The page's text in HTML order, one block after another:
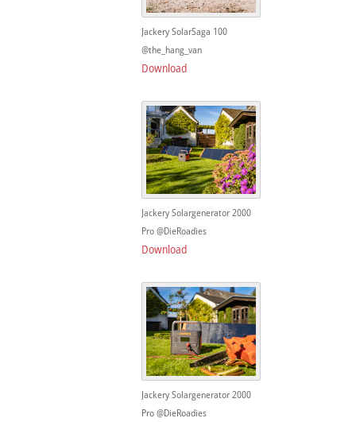
Jackery SolarSaga 100
@the_hang_van
Download
Jackery Solargenerator 2000
Pro @DieRoadies
Download
Jackery Solargenerator 2000
Pro @DieRoadies